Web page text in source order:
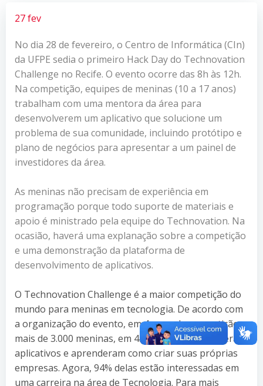
27 fev
No dia 28 de fevereiro, o Centro de Informática (CIn)
da UFPE sedia o primeiro Hack Day do Technovation
Challenge no Recife. O evento ocorre das 8h às 12h.
Na competição, equipes de meninas (10 a 17 anos)
trabalham com uma mentora da área para
desenvolverem um aplicativo que solucione um
problema de sua comunidade, incluindo protótipo e
plano de negócios para apresentar a um painel de
investidores da área.
As meninas não precisam de experiência em
programação porque todo suporte de materiais e
apoio é ministrado pela equipe do Technovation. Na
ocasião, haverá uma explanação sobre a competição
e uma demonstração da plataforma de
desenvolvimento de aplicativos.
O Technovation Challenge é a maior competição do
mundo para meninas em tecnologia. De acordo com
a organização do evento, em 4 anos de competição,
mais de 3.000 meninas, em 45 países, desenvolveram
aplicativos e aprenderam como criar suas próprias
empresas. Agora, 94% delas estão interessadas em
uma carreira na área de Tecnologia. Para mais